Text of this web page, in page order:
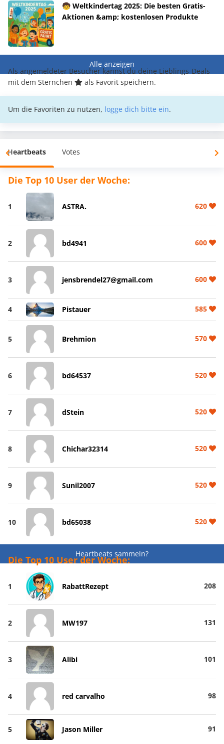
🧒 Weltkindertag 2025: Die besten Gratis-
Aktionen &amp; kostenlosen Produkte
Alle anzeigen
Als angemeldeter Besucher kannst du deine Lieblings-Deals
mit dem Sternchen
als Favorit speichern.
Um die Favoriten zu nutzen, logge dich bitte ein.
Heartbeats Votes
Die Top 10 User der Woche:
1 ASTRA. 620
2 bd4941 600
3 jensbrendel27@gmail.com 600
4 Pistauer 585
5 Brehmion 570
6 bd64537 520
7 dStein 520
8 Chichar32314 520
9 Sunil2007 520
10 bd65038 520
Heartbeats sammeln?
Die Top 10 User der Woche:
1 RabattRezept 208
2 MW197 131
3 Alibi 101
4 red carvalho 98
5 Jason Miller 91